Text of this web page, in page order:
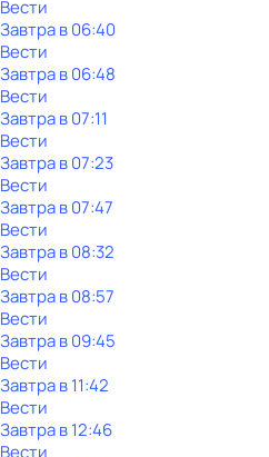
Вести
Завтра в 06:40
Вести
Завтра в 06:48
Вести
Завтра в 07:11
Вести
Завтра в 07:23
Вести
Завтра в 07:47
Вести
Завтра в 08:32
Вести
Завтра в 08:57
Вести
Завтра в 09:45
Вести
Завтра в 11:42
Вести
Завтра в 12:46
Вести